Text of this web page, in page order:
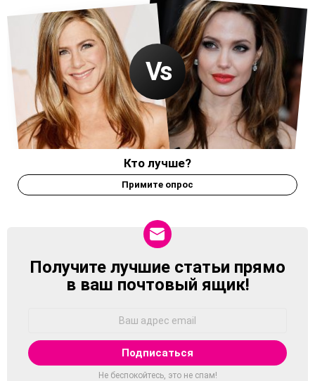
Кто лучше?
Примите опрос
NEWSLETTER
Получите лучшие статьи прямо
в ваш почтовый ящик!
Не беспокойтесь, это не спам!